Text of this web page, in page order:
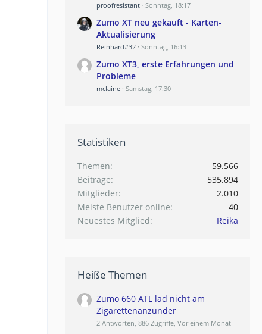
proofresistant Sonntag, 18:17
Zumo XT neu gekauft - Karten-
Aktualisierung
Reinhard#32 Sonntag, 16:13
Zumo XT3, erste Erfahrungen und
Probleme
mclaine Samstag, 17:30
Statistiken
Themen
59.566
Beiträge
535.894
Mitglieder
2.010
Meiste Benutzer online
40
Neuestes Mitglied
Reika
Heiße Themen
Zumo 660 ATL läd nicht am
Zigarettenanzünder
2 Antworten, 886 Zugriffe, Vor einem Monat